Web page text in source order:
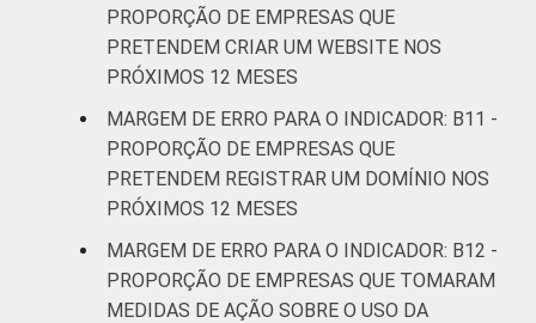
PROPORÇÃO DE EMPRESAS QUE
PRETENDEM CRIAR UM WEBSITE NOS
PRÓXIMOS 12 MESES
MARGEM DE ERRO PARA O INDICADOR: B11 -
PROPORÇÃO DE EMPRESAS QUE
PRETENDEM REGISTRAR UM DOMÍNIO NOS
PRÓXIMOS 12 MESES
MARGEM DE ERRO PARA O INDICADOR: B12 -
PROPORÇÃO DE EMPRESAS QUE TOMARAM
MEDIDAS DE AÇÃO SOBRE O USO DA